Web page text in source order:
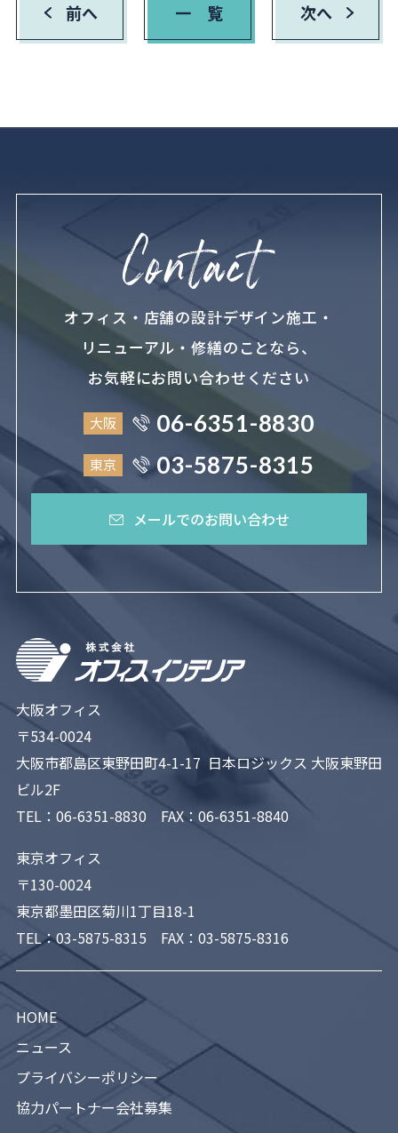
前へ 一 覧 次へ
オフィス・店舗の設計デザイン施工・
リニューアル・修繕のことなら、
お気軽にお問い合わせください
大阪 06-6351-8830
東京 03-5875-8315
メールでのお問い合わせ
大阪オフィス
〒534-0024
大阪市都島区東野田町4-1-17 日本ロジックス 大阪東野田
ビル2F
TEL： 06-6351-8830 FAX：06-6351-8840
東京オフィス
〒130-0024
東京都墨田区菊川1丁目18-1
TEL：03-5875-8315 FAX：03-5875-8316
HOME
ニュース
プライバシーポリシー
協力パートナー会社募集